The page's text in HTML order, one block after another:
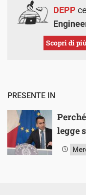
DEPP
Scopri di
PRESENTE IN
legge